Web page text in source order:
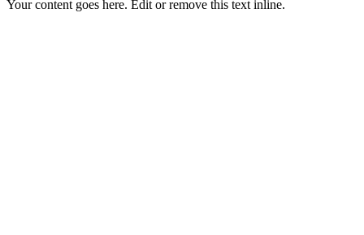
Your content goes here. Edit or remove this text inline.